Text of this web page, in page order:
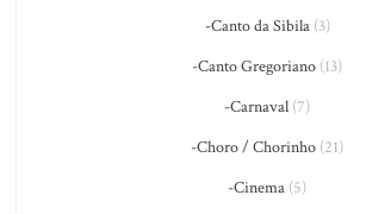
-Canto da Sibila(3)
-Canto Gregoriano (13)
-Carnaval (7)
-Choro / Chorinho (21)
-Cinema (5)